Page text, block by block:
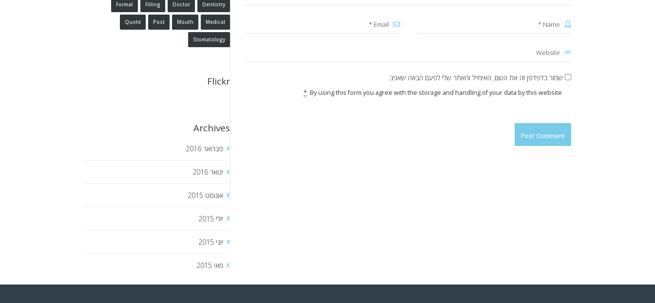
שמור בדפדפן זה את השם, האימייל והאתר שלי לפעם הבאה שאגיב.
By using this form you agree with the storage and handling of your data by this website.
*
Dentistry
Doctor
Filling
Format
Medical
Mouth
Post
Quote
Stomatology
Flickr
Archives
פברואר 2016
ינואר 2016
אוגוסט 2015
יולי 2015
יוני 2015
מאי 2015